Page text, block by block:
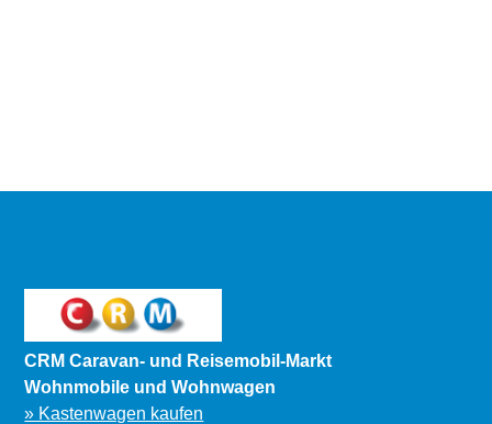
CRM Caravan- und Reisemobil-Markt
Wohnmobile und Wohnwagen
» Kastenwagen kaufen